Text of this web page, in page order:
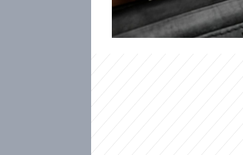
předčasné. Hlavní
výdělky doženeme